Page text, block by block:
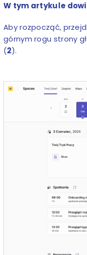
W tym artykule
Aby rozpocząć,
górnym rogu strony
(2).